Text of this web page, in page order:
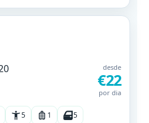
desde
€22
por dia
5 1 5